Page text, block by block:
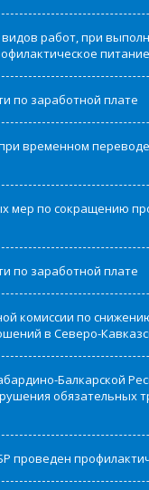
работ, при
питание
по заработной плате
временном
мер по сокращению
по заработной плате
комиссии по
в Северо-
Балкарской
обязательных
проведен